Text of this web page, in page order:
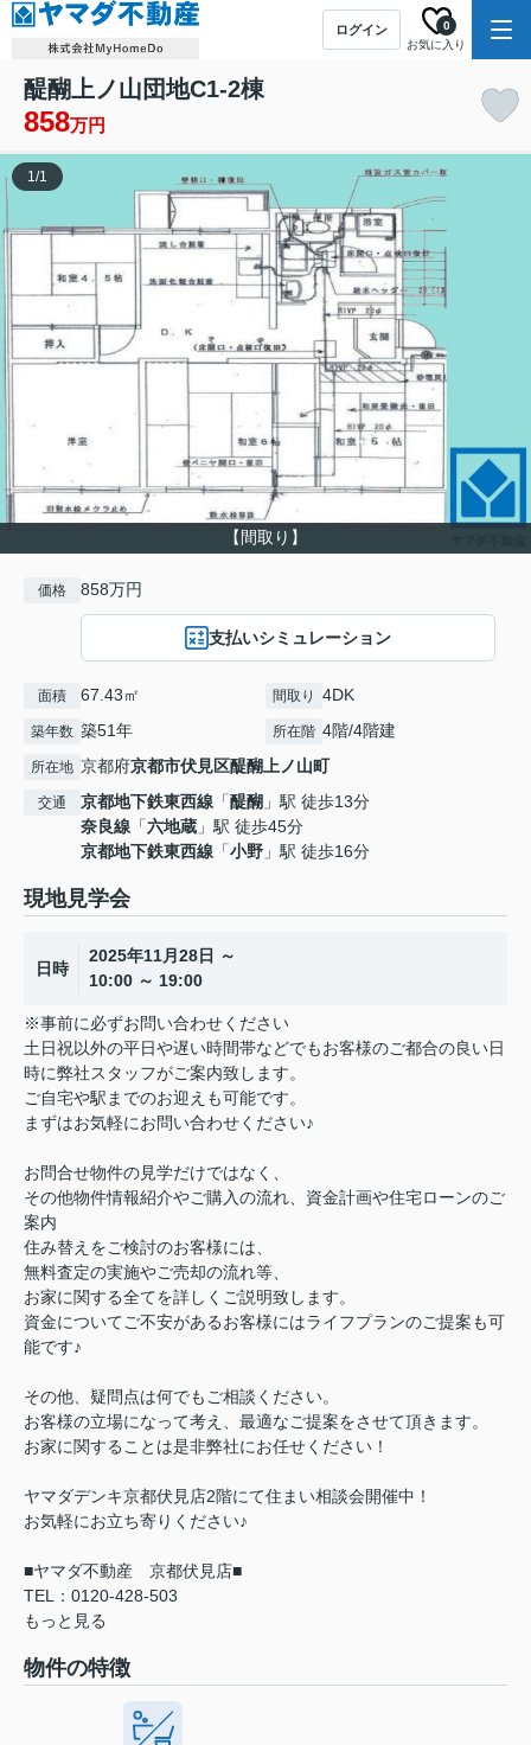
ログイン
お気に入り
0
醍醐上ノ山団地C1-2棟
858万円
【間取り】
1/1
価格 858万円
支払いシミュレーション
面積 67.43㎡ 間取り 4DK
築年数 築51年 所在階 4階/4階建
所在地 京都府京都市伏見区醍醐上ノ山町
交通 京都地下鉄東西線 「醍醐 」駅 徒歩13分
奈良線 「六地蔵 」駅 徒歩45分
京都地下鉄東西線 「小野 」駅 徒歩16分
現地見学会
日時
2025年11月28日 ～
10:00 ～ 19:00
※事前に必ずお問い合わせください
土日祝以外の平日や遅い時間帯などでもお客様のご都合の良い日
時に弊社スタッフがご案内致します。
ご自宅や駅までのお迎えも可能です。
まずはお気軽にお問い合わせください♪
お問合せ物件の見学だけではなく、
その他物件情報紹介やご購入の流れ、資金計画や住宅ローンのご
案内
住み替えをご検討のお客様には、
無料査定の実施やご売却の流れ等、
お家に関する全てを詳しくご説明致します。
資金についてご不安があるお客様にはライフプランのご提案も可
能です♪
その他、疑問点は何でもご相談ください。
お客様の立場になって考え、最適なご提案をさせて頂きます。
お家に関することは是非弊社にお任せください！
ヤマダデンキ京都伏見店2階にて住まい相談会開催中！
お気軽にお立ち寄りください♪
■ヤマダ不動産 京都伏見店■
TEL：0120-428-503
もっと見る
物件の特徴